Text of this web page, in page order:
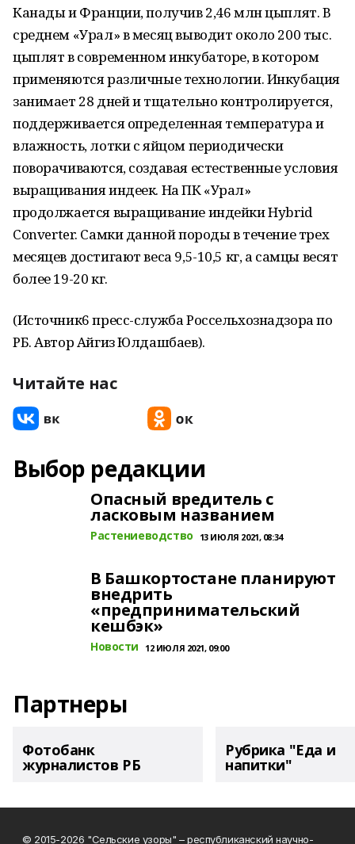
Канады и Франции, получив 2,46 млн цыплят. В
среднем «Урал» в месяц выводит около 200 тыс.
цыплят в современном инкубаторе, в котором
применяются различные технологии. Инкубация
занимает 28 дней и тщательно контролируется,
поддерживается определенная температура и
влажность, лотки с яйцом периодически
поворачиваются, создавая естественные условия
выращивания индеек. На ПК «Урал»
продолжается выращивание индейки Hybrid
Converter. Самки данной породы в течение трех
месяцев достигают веса 9,5-10,5 кг, а самцы весят
более 19-20 кг.
(Источник6 пресс-служба Россельхознадзора по
РБ. Автор Айгиз Юлдашбаев).
Читайте нас
Выбор редакции
Опасный вредитель с
ласковым названием
Растениеводство 13 ИЮЛЯ 2021, 08:34
В Башкортостане планируют
внедрить
«предпринимательский
кешбэк»
Новости 12 ИЮЛЯ 2021, 09:00
Партнеры
Фотобанк
журналистов РБ
Рубрика "Еда и
напитки"
© 2015-2026 "Сельские узоры" – республиканский научно-